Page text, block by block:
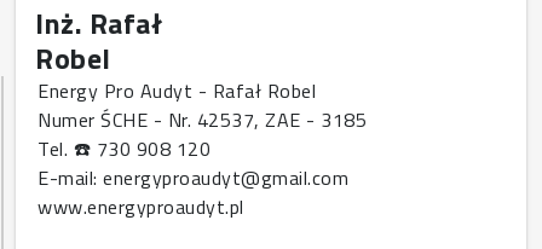
Inż. Rafał
Robel
Energy Pro Audyt - Rafał Robel
Numer ŚCHE - Nr. 42537, ZAE - 3185
Tel. ☎️ 730 908 120
E-mail: energyproaudyt@gmail.com
www.energyproaudyt.pl